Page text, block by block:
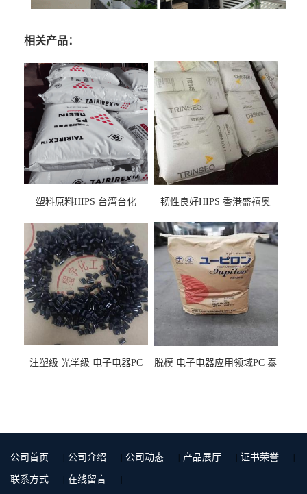
相关产品：
塑料原料HIPS 台湾台化
用料
韧性良好HIPS 香港盛禧奥
注塑级 光学级 电子电器PC
脱模 电子电器应用领域PC 泰
公司首页 公司介绍 公司动态 产品展厅 证书荣誉
联系方式 在线留言